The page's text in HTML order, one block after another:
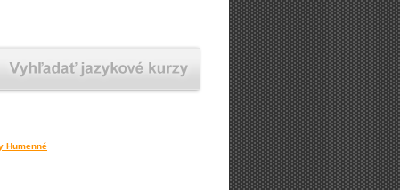
Humenné